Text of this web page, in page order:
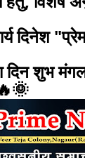
दिनेश
शुभ